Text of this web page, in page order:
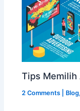
Tips Memilih
2 Comments Blog,